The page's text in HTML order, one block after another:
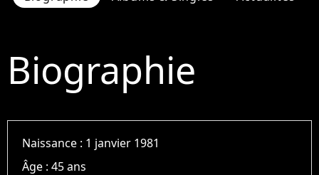
Biographie
Naissance : 1 janvier 1981
Âge :45 ans